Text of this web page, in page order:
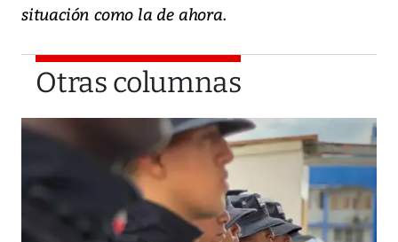
situación como la de ahora.
Otras columnas